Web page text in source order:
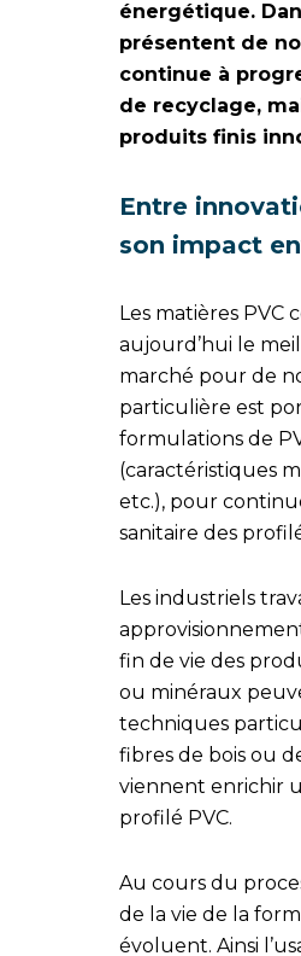
énergétique.
présentent de
continue à
de recyclage,
produits finis
Entre
son impact
Les matières
aujourd’hui le
marché pour de
particulière est
formulations de
(caractéristiques
etc.), pour
sanitaire des
Les industriels
fin de vie des
ou minéraux
techniques
fibres de bois ou
viennent enrichir
profilé PVC.
Au cours du
de la vie de la
évoluent. Ainsi